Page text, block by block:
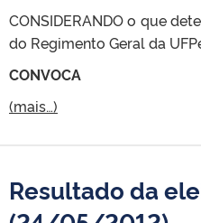
CONSIDERANDO o que
do Regimento Geral da
CONVOCA
(mais…)
Resultado da